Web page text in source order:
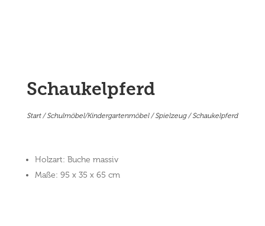
Schaukelpferd
Start/Schulmöbel/Kindergartenmöbel/Spielzeug/ Schaukelpferd
Holzart: Buche massiv
Maße: 95 x 35 x 65 cm